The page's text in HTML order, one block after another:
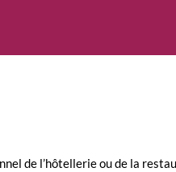
de l’hôtellerie ou de la